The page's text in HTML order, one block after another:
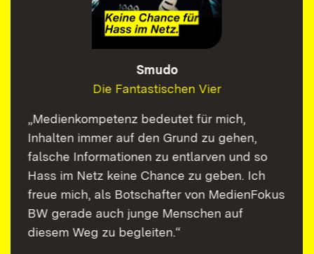
Smudo
Die Fantastischen Vier
„Medienkompetenz bedeutet für mich,
Inhalten immer auf den Grund zu gehen,
falsche Informationen zu entlarven und so
Hass im Netz keine Chance zu geben. Ich
freue mich, als Botschafter von MedienFokus
BW gerade auch junge Menschen auf
diesem Weg zu begleiten.“